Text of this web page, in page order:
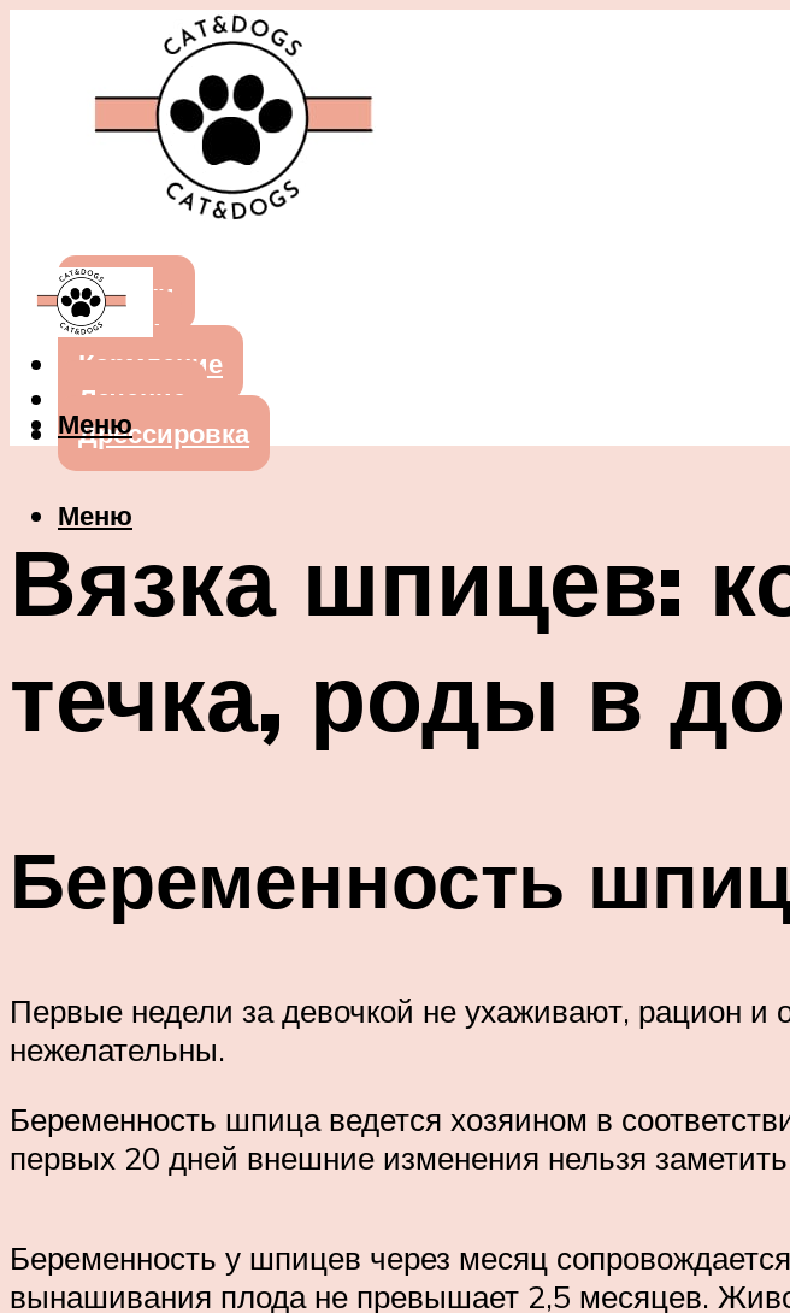
Собаки
Кошки
Кормление
Лечение
Дрессировка
Меню
Меню
Вязка шпицев:
течка, роды в
Беременность
Первые недели за девочкой не ухаживают, рацион
нежелательны.
Беременность шпица ведется хозяином в
первых 20 дней внешние изменения нельзя
Беременность у шпицев через месяц
вынашивания плода не превышает 2,5 месяцев.